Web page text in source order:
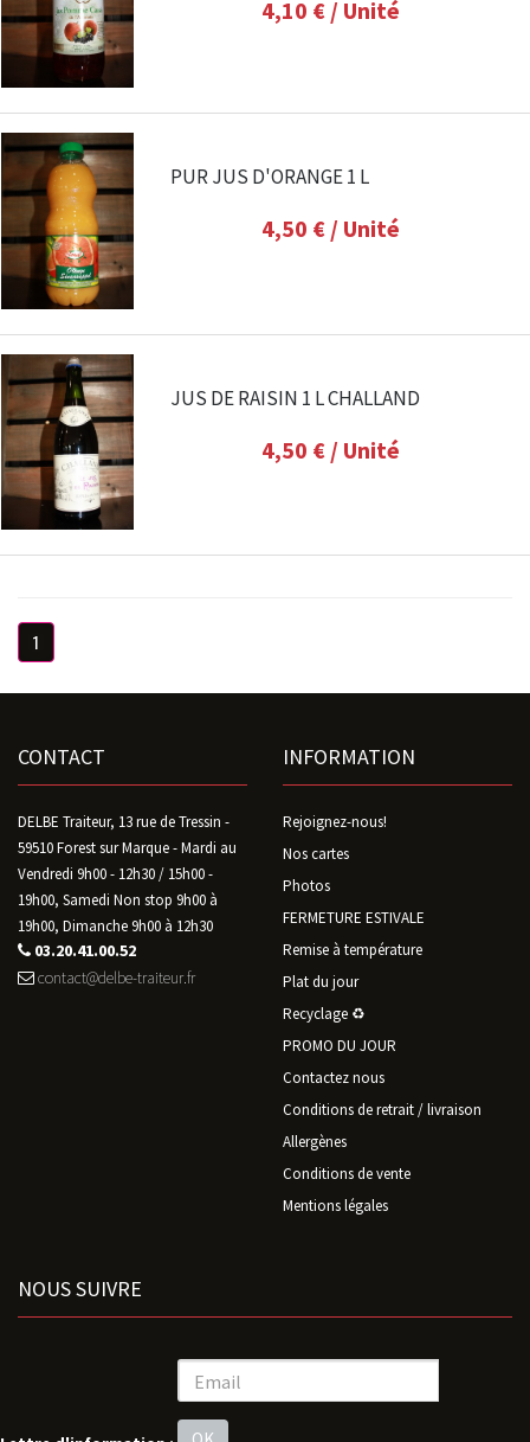
4,10 € / Unité
PUR JUS D'ORANGE 1 L
4,50 € / Unité
JUS DE RAISIN 1 L CHALLAND
4,50 € / Unité
1
CONTACT
DELBE Traiteur, 13 rue de Tressin -
59510 Forest sur Marque - Mardi au
Vendredi 9h00 - 12h30 / 15h00 -
19h00, Samedi Non stop 9h00 à
19h00, Dimanche 9h00 à 12h30
03.20.41.00.52
contact@delbe-traiteur.fr
INFORMATION
Rejoignez-nous!
Nos cartes
Photos
FERMETURE ESTIVALE
Remise à température
Plat du jour
Recyclage ♻️
PROMO DU JOUR
Contactez nous
Conditions de retrait / livraison
Allergènes
Conditions de vente
Mentions légales
NOUS SUIVRE